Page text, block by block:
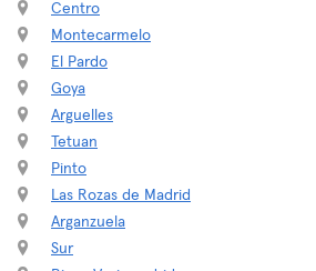
Centro
Montecarmelo
El Pardo
Goya
Arguelles
Tetuan
Pinto
Las Rozas de Madrid
Arganzuela
Sur